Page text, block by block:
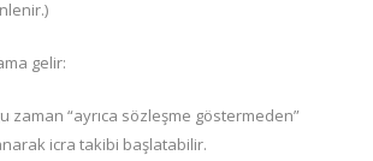
gelir:
zaman “ayrıca sözleşme göstermeden”
icra takibi başlatabilir.